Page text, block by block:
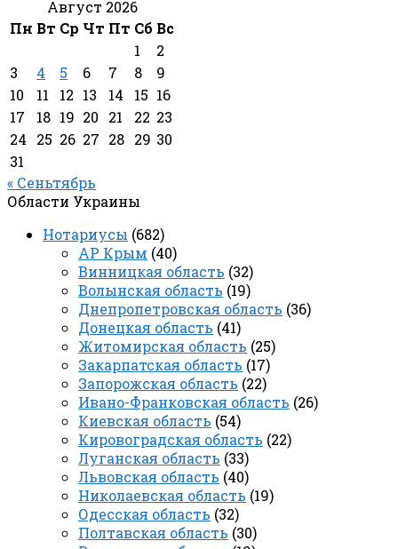
Август 2026
Пн Вт Ср Чт Пт Сб Вс
1
2
3
4 5 6 7 8
9
10
11 12 13 14 15 16
17
18 19 20 21 22 23
24
25 26 27 28 29 30
31
« Сеньтябрь
Области Украины
Нотариусы (682)
АР Крым (40)
Винницкая область (32)
Волынская область (19)
Днепропетровская область (36)
Донецкая область (41)
Житомирская область (25)
Закарпатская область (17)
Запорожская область (22)
Ивано-Франковская область (26)
Киевская область (54)
Кировоградская область (22)
Луганская область (33)
Львовская область (40)
Николаевская область (19)
Одесская область (32)
Полтавская область (30)